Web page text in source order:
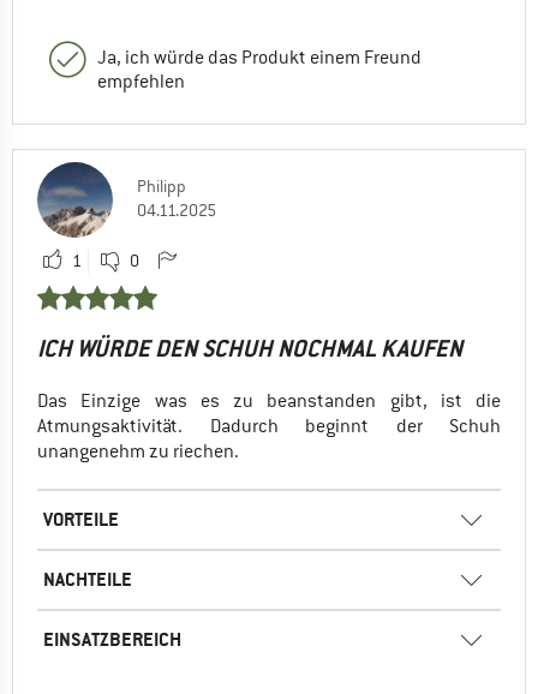
Ja, ich würde das Produkt einem Freund
empfehlen
Philipp
04.11.2025
1 0
ICH WÜRDE DEN SCHUH NOCHMAL KAUFEN
Das Einzige was es zu beanstanden gibt, ist die
Atmungsaktivität. Dadurch beginnt der Schuh
unangenehm zu riechen.
VORTEILE
NACHTEILE
EINSATZBEREICH